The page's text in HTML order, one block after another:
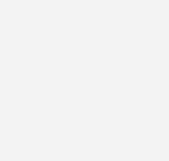
Marian Behaneck in diesem